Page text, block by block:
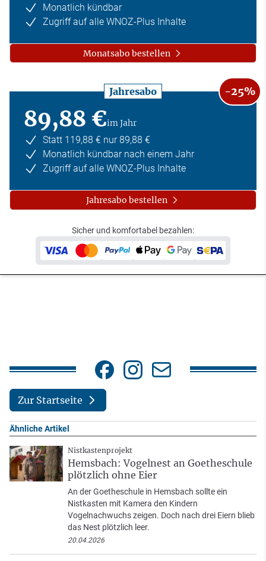
Monatlich kündbar
Zugriff auf alle WNOZ-Plus Inhalte
Monatsabo bestellen
Jahresabo -25%
89,88 €im Jahr
Statt 119,88 € nur 89,88 €
Monatlich kündbar nach einem Jahr
Zugriff auf alle WNOZ-Plus Inhalte
Jahresabo bestellen
Sicher und komfortabel bezahlen:
Zur Startseite
Ähnliche Artikel
Nistkastenprojekt
Hemsbach: Vogelnest an Goetheschule
plötzlich ohne Eier
An der Goetheschule in Hemsbach sollte ein
Nistkasten mit Kamera den Kindern
Vogelnachwuchs zeigen. Doch nach drei Eiern blieb
das Nest plötzlich leer.
20.04.2026